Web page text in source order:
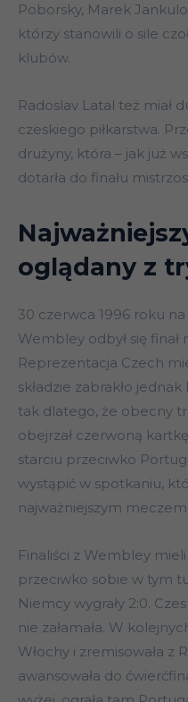
Poborsky, Marek
którzy stanowili o sile
klubów.
Radoslav Latal też miał
czeskiego piłkarstwa.
drużyny, która – jak już
dotarła do finału
oglądany z
30 czerwca 1996 roku
Wembley odbył się finał
Reprezentacja Czech
składzie zabrakło jednak
tak dlatego, że obecny
obejrzał czerwoną
starciu przeciwko
wystąpić w spotkaniu,
najważniejszym
Finaliści z Wembley
przeciwko sobie w tym
Niemcy wygrały 2:0.
nie załamała. W
Włochy i zremisowała z
awansowała do